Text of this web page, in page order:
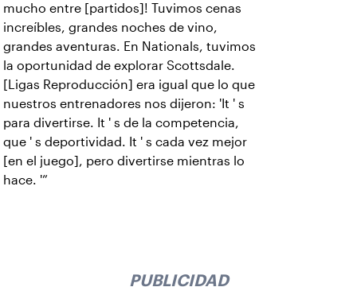
mucho entre [partidos]! Tuvimos cenas
increíbles, grandes noches de vino,
grandes aventuras. En Nationals, tuvimos
la oportunidad de explorar Scottsdale.
[Ligas Reproducción] era igual que lo que
nuestros entrenadores nos dijeron: 'It ' s
para divertirse. It ' s de la competencia,
que ' s deportividad. It ' s cada vez mejor
[en el juego], pero divertirse mientras lo
hace. '”
PUBLICIDAD